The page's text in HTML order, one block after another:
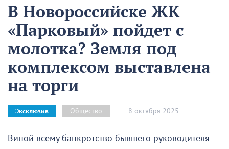
В Новороссийске ЖК
«Парковый» пойдет с
молотка? Земля под
комплексом выставлена
на торги
Эксклюзив Общество 8 октября 2025
Виной всему банкротство бывшего руководителя